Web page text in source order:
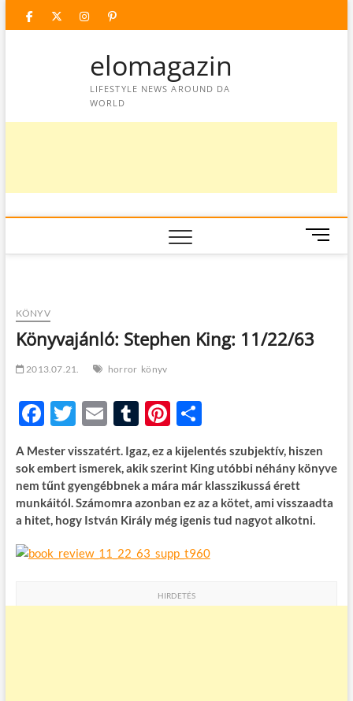
facebooktwitter
instagram
googleplus
pinterest
elomagazin
LIFESTYLE NEWS AROUND DA
WORLD
M
e
t
KÖNYV
Könyvajánló: Stephen King: 11/22/63
2013.07.21. horror könyv
F
ac
e
b
o
k
T
w
itt
er
E
m
ail
T
m
bl
r
Pi
nt
er
es
t
O
ss
za
m
e
A Mester visszatért. Igaz, ez a kijelentés szubjektív, hiszen
sok embert ismerek, akik szerint King utóbbi néhány könyve
nem tűnt gyengébbnek a mára már klasszikussá érett
munkáitól. Számomra azonban ez az a kötet, ami visszaadta
a hitet, hogy István Király még igenis tud nagyot alkotni.
HIRDETÉS